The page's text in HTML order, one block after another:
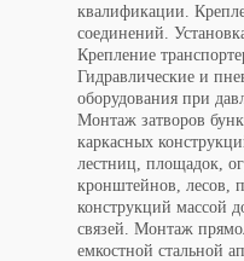
квалификации.
соединений.
Крепление
Гидравлические и
оборудования при
Монтаж затворов
каркасных
лестниц, площадок,
кронштейнов, лесов,
конструкций массой
связей. Монтаж
емкостной стальной